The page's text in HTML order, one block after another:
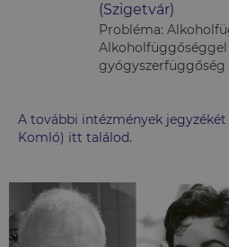
(Szigetvár)
Probléma:
gyógyszerfüggőség
A további intézmények jegyzékét
Komló) itt találod.